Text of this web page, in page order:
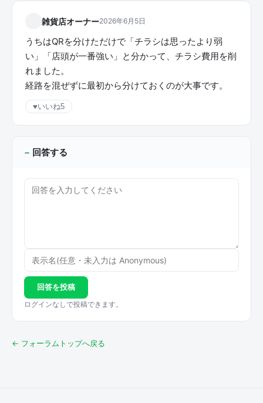
雑貨店オーナー2026年6月5日
うちはQRを分けただけで「チラシは思ったより弱
い」「店頭が一番強い」と分かって、チラシ費用を削
れました。
経路を混ぜずに最初から分けておくのが大事です。
♥いいね5
回答する
回答を投稿
ログインなしで投稿できます。
← フォーラムトップへ戻る